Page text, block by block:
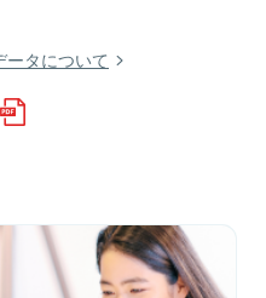
タについて